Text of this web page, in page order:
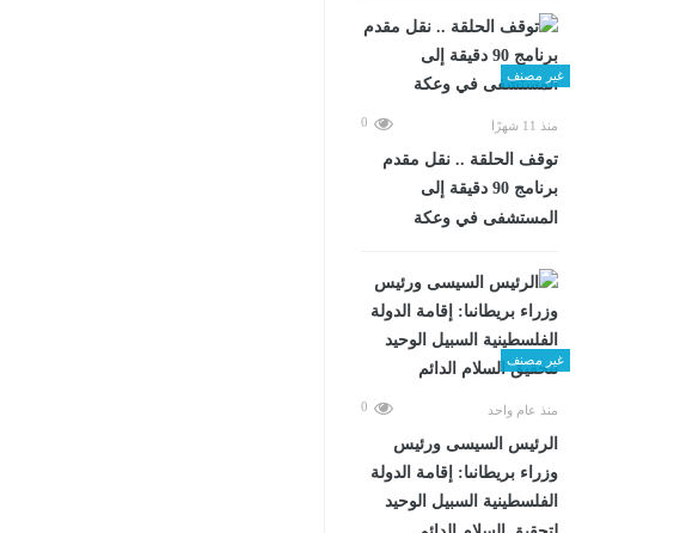
غير مصنف
منذ 11 شهرًا 0
توقف الحلقة .. نقل مقدم
برنامج 90 دقيقة إلى
المستشفى في وعكة
غير مصنف
منذ عام واحد 0
الرئيس السيسى ورئيس
وزراء بريطانىا: إقامة الدولة
الفلسطينية السبيل الوحيد